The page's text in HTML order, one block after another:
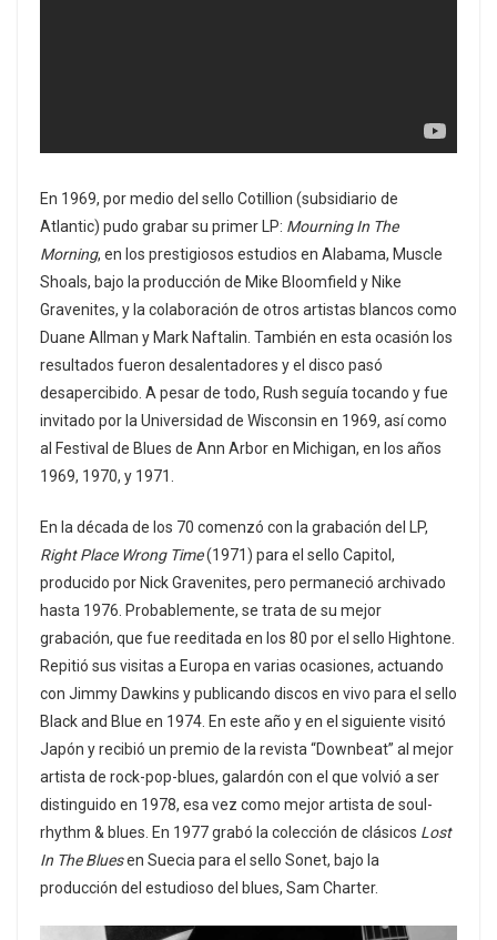
En 1969, por medio del sello Cotillion (subsidiario de
Atlantic) pudo grabar su primer LP: Mourning In The
Morning, en los prestigiosos estudios en Alabama, Muscle
Shoals, bajo la producción de Mike Bloomfield y Nike
Gravenites, y la colaboración de otros artistas blancos como
Duane Allman y Mark Naftalin. También en esta ocasión los
resultados fueron desalentadores y el disco pasó
desapercibido. A pesar de todo, Rush seguía tocando y fue
invitado por la Universidad de Wisconsin en 1969, así como
al Festival de Blues de Ann Arbor en Michigan, en los años
1969, 1970, y 1971.
En la década de los 70 comenzó con la grabación del LP,
Right Place Wrong Time(1971) para el sello Capitol,
producido por Nick Gravenites, pero permaneció archivado
hasta 1976. Probablemente, se trata de su mejor
grabación, que fue reeditada en los 80 por el sello Hightone.
Repitió sus visitas a Europa en varias ocasiones, actuando
con Jimmy Dawkins y publicando discos en vivo para el sello
Black and Blue en 1974. En este año y en el siguiente visitó
Japón y recibió un premio de la revista “Downbeat” al mejor
artista de rock-pop-blues, galardón con el que volvió a ser
distinguido en 1978, esa vez como mejor artista de soul-
rhythm & blues. En 1977 grabó la colección de clásicos Lost
In The Bluesen Suecia para el sello Sonet, bajo la
producción del estudioso del blues, Sam Charter.